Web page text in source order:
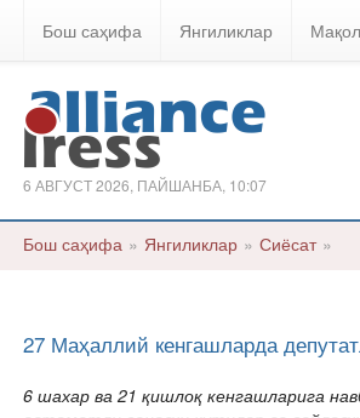
Бош саҳифа Янгиликлар
6 АВГУСТ 2026, ПАЙШАНБА, 10:07
Бош саҳифа » Янгиликлар » Сиёсат »
27 Маҳаллий кенгашларда
6 шахар ва 21 қишлоқ кенгашларига